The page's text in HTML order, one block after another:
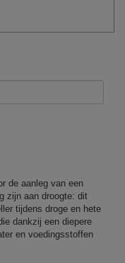
de aanleg van een
zijn aan droogte: dit
tijdens droge en hete
dankzij een diepere
en voedingsstoffen